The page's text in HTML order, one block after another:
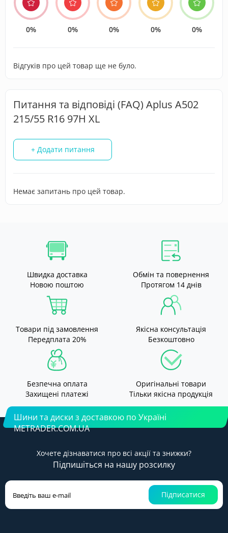
0% 0% 0% 0% 0%
Відгуків про цей товар ще не було.
Питання та відповіді (FAQ) Aplus A502
215/55 R16 97H XL
+ Додати питання
Немає запитань про цей товар.
Швидка доставка
Новою поштою
Обмін та повернення
Протягом 14 днів
Товари під замовлення
Передплата 20%
Якісна консультація
Безкоштовно
Безпечна оплата
Захищені платежі
Оригінальні товари
Тільки якісна продукція
Шини та диски з доставкою по Україні
METRADER.COM.UA
Хочете дізнаватися про всі акції та знижки?
Підпишіться на нашу розсилку
Підписатися